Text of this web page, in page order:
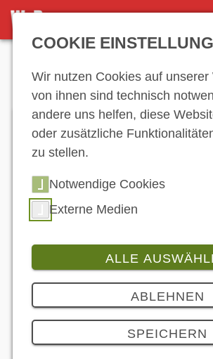
DETAILSEITE
DC100 lautet die
Elektro-Big-Bike des chinesischen
kommen soll. (© Davinci Motor)
2 Bilder
Davinci Motor DC100:
erschaffen ein
16.09.2022
COOKIE
Wir nutzen Cookies auf
von ihnen sind technisch
andere uns helfen, diese
oder zusätzliche
zu stellen.
Notwendige Cookies
Externe Medien
ALLE
ABLEHNEN
SPEICHERN